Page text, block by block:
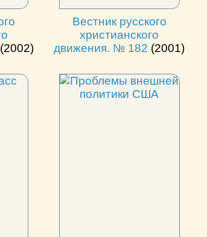
(2002)
Вестник русского
христианского
движения. № 182 (2001)